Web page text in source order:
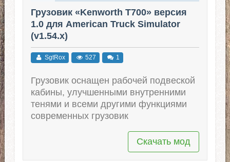
Грузовик «Kenworth T700» версия
1.0 для American Truck Simulator
(v1.54.x)
SgtRox 527 1
Грузовик оснащен рабочей подвеской
кабины, улучшенными внутренними
тенями и всеми другими функциями
современных грузовик
Скачать мод